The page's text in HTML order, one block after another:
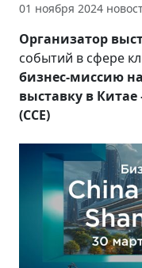
01 ноября 2024
Организатор
событий в сфере
бизнес-миссию
выставку в Китае
(CCE)